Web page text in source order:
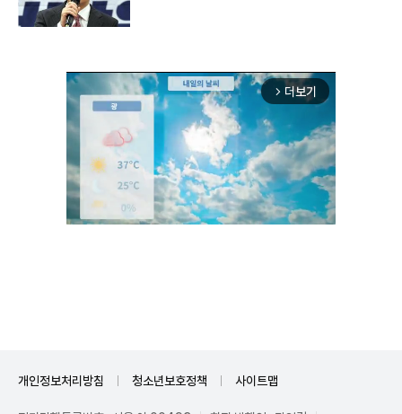
arrow_forward_ios 더보기
개인정보처리방침 청소년보호정책 사이트맵